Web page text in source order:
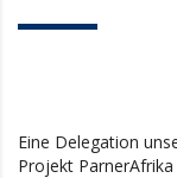
Eine Delegation
Projekt